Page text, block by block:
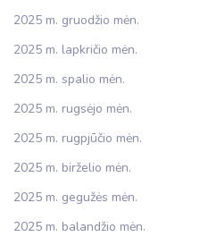
2025 m. gruodžio mėn.
2025 m. lapkričio mėn.
2025 m. spalio mėn.
2025 m. rugsėjo mėn.
2025 m. rugpjūčio mėn.
2025 m. birželio mėn.
2025 m. gegužės mėn.
2025 m. balandžio mėn.